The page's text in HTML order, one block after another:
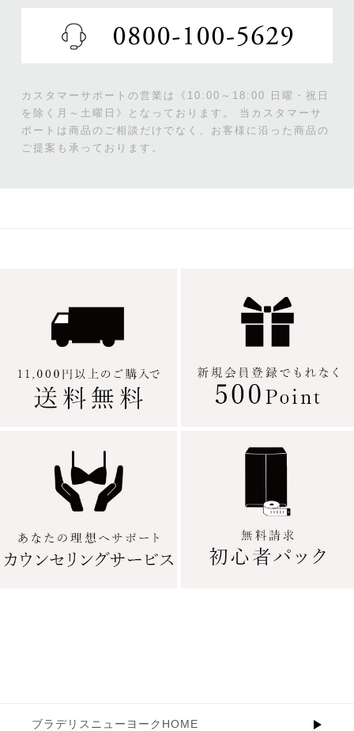
カスタマーサポートの営業は《10:00～18:00 日曜・祝日
を除く月～土曜日》となっております。
当カスタマーサ
ポートは商品のご相談だけでなく、お客様に沿った商品の
ご提案も承っております。
ブラデリスニューヨークHOME